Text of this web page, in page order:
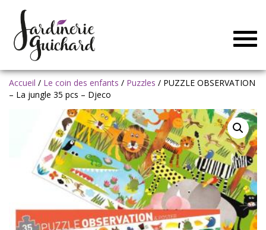
Accueil / Le coin des enfants / Puzzles / PUZZLE OBSERVATION
– La jungle 35 pcs – Djeco